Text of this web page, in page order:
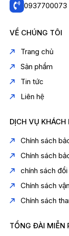
0937700073
VỀ CHÚNG TÔI
Trang chủ
Sản phẩm
Tin tức
Liên hệ
DỊCH VỤ KHÁCH
Chính sách
Chính sách
chính sách
Chính sách
Chính sách
TỔNG ĐÀI MIỄN